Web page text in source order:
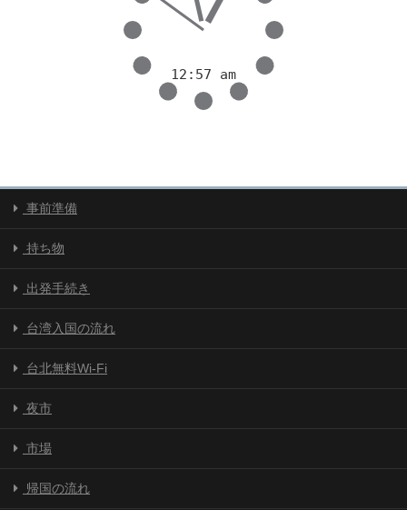
事前準備
持ち物
出発手続き
台湾入国の流れ
台北無料Wi-Fi
夜市
市場
帰国の流れ